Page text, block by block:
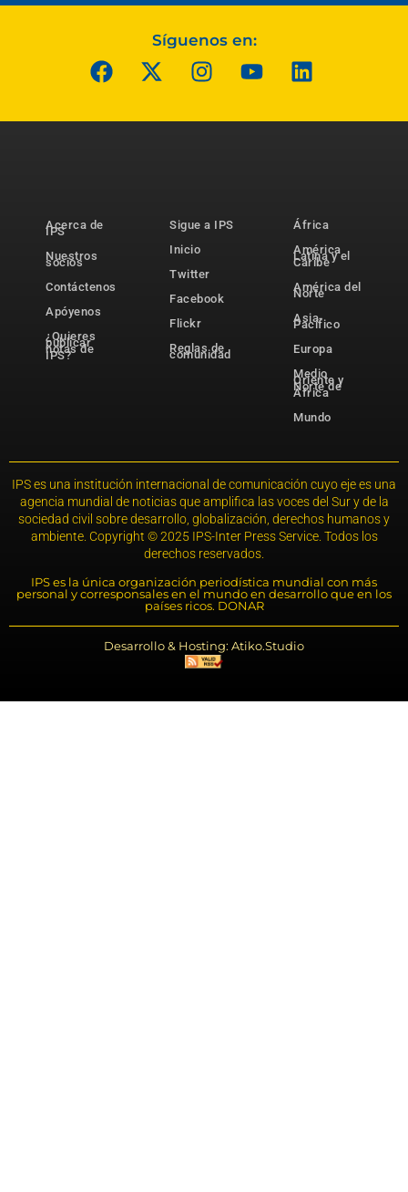
Síguenos en:
Acerca de
IPS
Nuestros
socios
Contáctenos
Apóyenos
¿Quieres
publicar
notas de
IPS?
Sigue a IPS
Inicio
Twitter
Facebook
Flickr
Reglas de
comunidad
África
América
Latina y el
Caribe
América del
Norte
Asia-
Pacífico
Europa
Medio
Oriente y
Norte de
África
Mundo
IPS es una institución internacional de comunicación cuyo eje es una
agencia mundial de noticias que amplifica las voces del Sur y de la
sociedad civil sobre desarrollo, globalización, derechos humanos y
ambiente. Copyright © 2025 IPS-Inter Press Service. Todos los
derechos reservados.
IPS es la única organización periodística mundial con más
personal y corresponsales en el mundo en desarrollo que en los
países ricos. DONAR
Desarrollo & Hosting: Atiko.Studio